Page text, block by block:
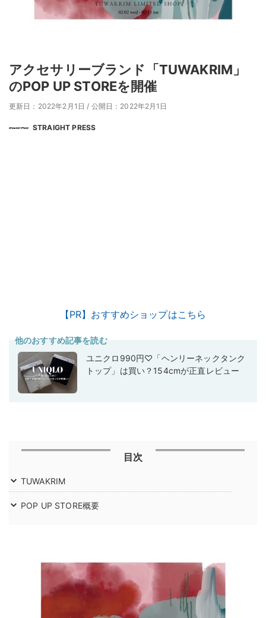
アクセサリーブランド「TUWAKRIM」
のPOP UP STOREを開催
更新日：2022年2月1日 / 公開日：2022年2月1日
STRAIGHT PRESS
【PR】おすすめショップはこちら
他のおすすめ記事を読む
ユニクロ990円♡「ヘンリーネックタンク
トップ」は買い？154cmが正直レビュー
目次
TUWAKRIM
POP UP STORE概要